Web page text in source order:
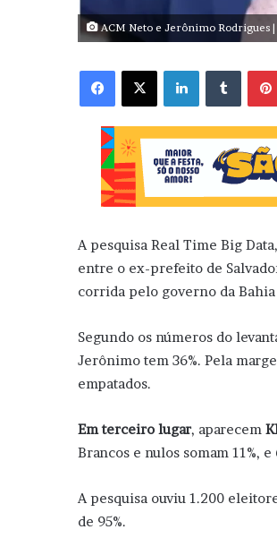
ACM Neto e Jerônimo Rodrigues |
Facebook X Linkedin
A pesquisa Real Time Big
entre o ex-prefeito de
corrida pelo governo da
Segundo os números do
Jerônimo tem 36%. Pela
empatados.
Em terceiro lugar, aparecem
Brancos e nulos somam 11%,
A pesquisa ouviu 1.200
de 95%.